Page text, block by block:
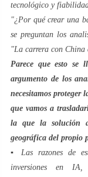
tecnológico y
"¿Por qué crear una
se preguntan los
"La carrera con China
Parece que esto se
argumento de los
necesitamos proteger
que vamos a
la que la solución
geográfica del propio
▪️ Las razones de
inversiones en